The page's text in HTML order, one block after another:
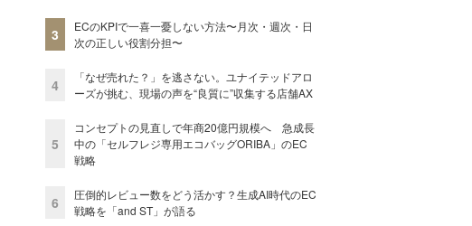
3
ECのKPIで一喜一憂しない方法〜月次・週次・日
次の正しい役割分担〜
4
「なぜ売れた？」を逃さない。ユナイテッドアロ
ーズが挑む、現場の声を“良質に”収集する店舗AX
5
コンセプトの見直しで年商20億円規模へ 急成長
中の「セルフレジ専用エコバッグORIBA」のEC
戦略
6
圧倒的レビュー数をどう活かす？生成AI時代のEC
戦略を「and ST」が語る